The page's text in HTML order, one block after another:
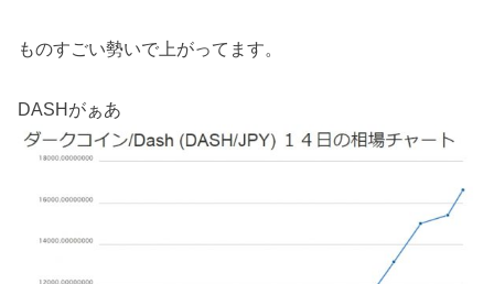
ものすごい勢いで上がってます。
DASHがぁあ